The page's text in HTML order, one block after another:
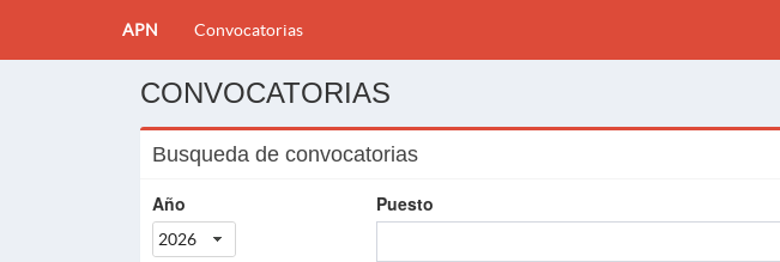
APN Convocatorias
CONVOCATORIAS
Busqueda de convocatorias
Año
2026
Puesto